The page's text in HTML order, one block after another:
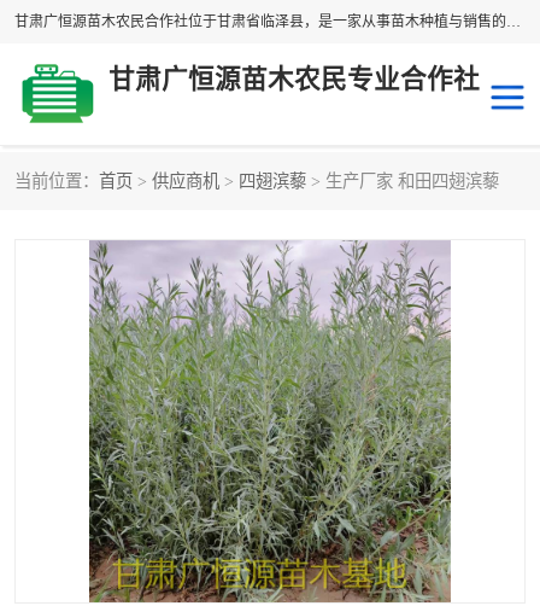
甘肃广恒源苗木农民合作社位于甘肃省临泽县，是一家从事苗木种植与销售的农民合作组织，合作社拥有苗木基地1500多亩，种植苗木品种40多个，年产各类苗木2000多万株。主营：白刺苗、红柳苗、梭梭苗等，我们以“种植一流的苗子，诚信经营”的经营理念，竭诚为每一位客户做优质的服务，欢迎来电咨询！
甘肃广恒源苗木农民专业合作社
当前位置： 首页 > 供应商机 > 四翅滨藜 > 生产厂家 和田四翅滨藜
圆冠榆 柠条
白刺苗
沙枣树 红柳苗
沙棘苗 柽柳苗
砂生槐 四翅滨藜